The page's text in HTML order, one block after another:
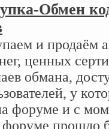
Обмен
и продаём
ценных
обмана,
у
форуме и с
форуме прошло